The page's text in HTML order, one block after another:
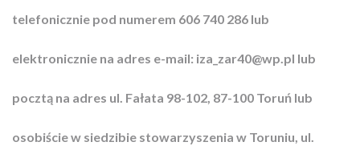
telefonicznie pod numerem 606 740 286 lub
elektronicznie na adres e-mail: iza_zar40@wp.pl lub
pocztą na adres ul. Fałata 98-102, 87-100 Toruń lub
osobiście w siedzibie stowarzyszenia w Toruniu, ul.